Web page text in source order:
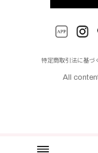
特定商取引法に基づ
All